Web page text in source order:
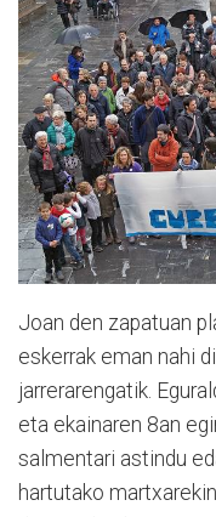
Joan den zapatuan
eskerrak eman nahi
jarrerarengatik.
eta ekainaren 8an
salmentari astindu
hartutako